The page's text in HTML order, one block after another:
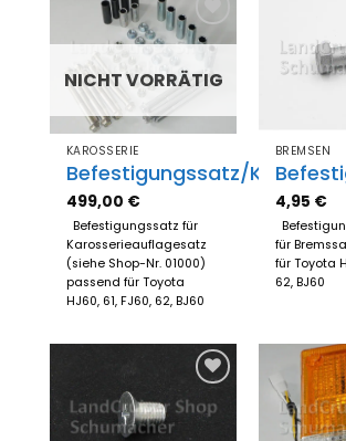
Zum
Merkzettel
hinzufügen
NICHT VORRÄTIG
KAROSSERIE
Befestigungssatz/
499,00 €
Befestigungssatz für
Karosserieauflagesatz
(siehe Shop-Nr. 01000)
passend für Toyota
HJ60, 61, FJ60, 62, BJ60
BREMSEN
4,95 €
für
für Toyota
62, BJ60
Zum
Merkzettel
hinzufügen